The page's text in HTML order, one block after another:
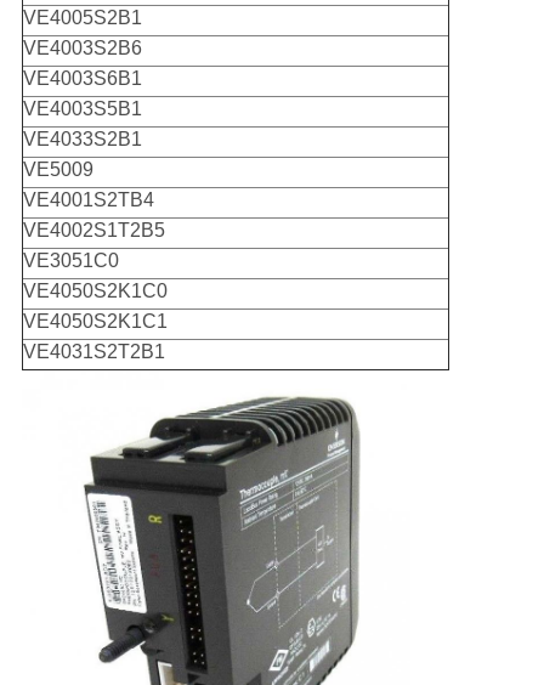
VE4005S2B1
VE4003S2B6
VE4003S6B1
VE4003S5B1
VE4033S2B1
VE5009
VE4001S2TB4
VE4002S1T2B5
VE3051C0
VE4050S2K1C0
VE4050S2K1C1
VE4031S2T2B1